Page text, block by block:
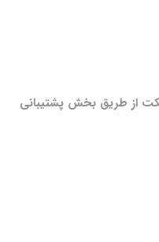
از طریق بخش پشتیبانی